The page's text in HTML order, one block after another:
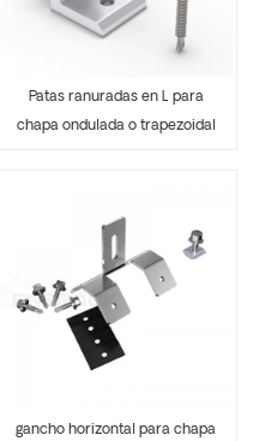
Patas ranuradas en L para
chapa ondulada o trapezoidal
gancho horizontal para chapa